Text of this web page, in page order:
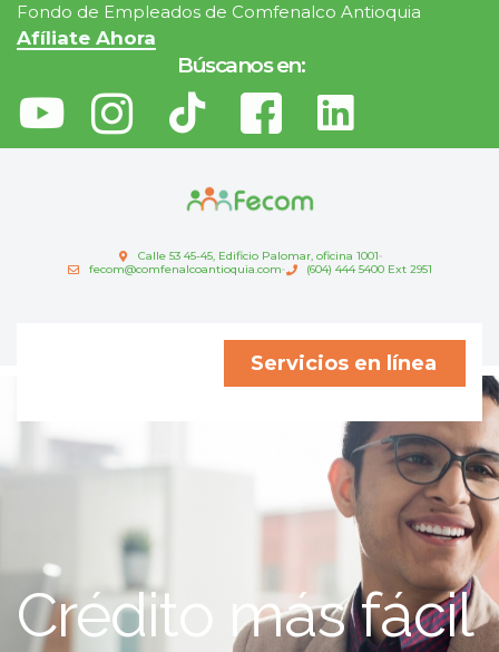
Fondo de Empleados de Comfenalco Antioquia
Afíliate Ahora
Búscanos en:
Calle 53 45-45, Edificio Palomar, oficina 1001
fecom@comfenalcoantioquia.com
(604) 444 5400 Ext 2951
Servicios en línea
Crédito más fácil